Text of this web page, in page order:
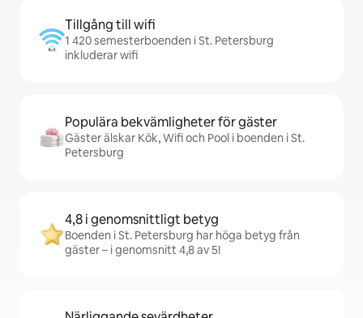
Tillgång till wifi
1 420 semesterboenden i St. Petersburg
inkluderar wifi
Populära bekvämligheter för gäster
Gäster älskar Kök, Wifi och Pool i boenden i St.
Petersburg
4,8 i genomsnittligt betyg
Boenden i St. Petersburg har höga betyg från
gäster – i genomsnitt 4,8 av 5!